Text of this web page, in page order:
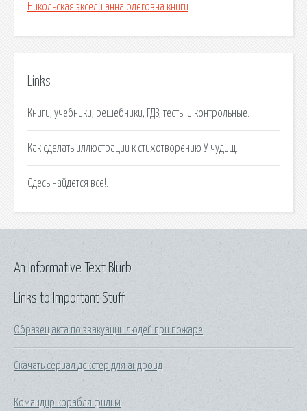
Никольская эксели анна олеговна книги
Links
Книги, учебники, решебники, ГДЗ, тесты и контрольные.
Как сделать иллюстрации к стихотворению У чудищ.
Сдесь найдется все!.
Links to Important Stuff
Образец акта по эвакуации людей при пожаре
Скачать сериал декстер для андроид
Командир корабля фильм
An Informative Text Blurb